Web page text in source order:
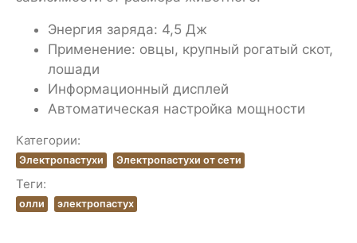
Энергия заряда: 4,5 Дж
Применение: овцы, крупный рогатый скот,
лошади
Информационный дисплей
Автоматическая настройка мощности
Категории:
Электропастухи Электропастухи от сети
Теги:
олли электропастух